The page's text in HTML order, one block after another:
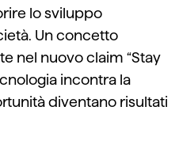
lo sviluppo
Un concetto
nel nuovo claim “Stay
incontra la
diventano risultati